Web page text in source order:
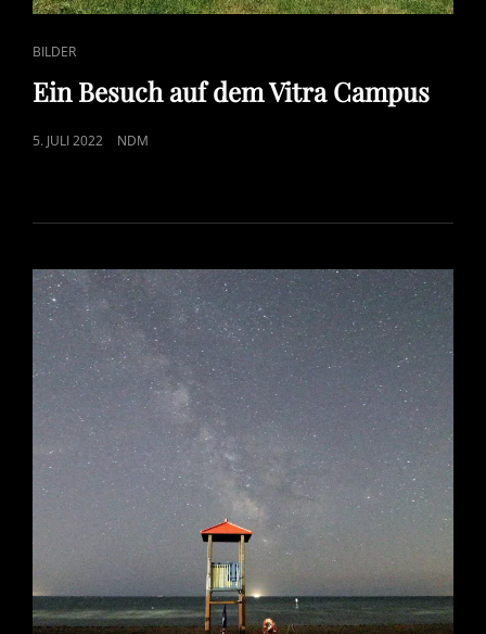
CAT
LINKS
BILDER
Ein Besuch auf dem Vitra Campus
POSTED
5. JULI 2022 NDM